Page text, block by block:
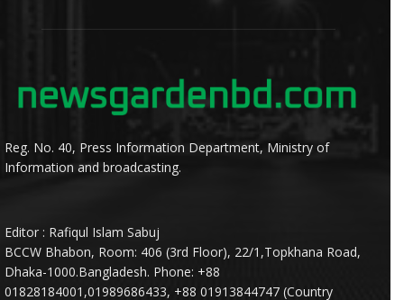
Reg. No. 40, Press Information Department, Ministry of
Information and broadcasting.
Editor : Rafiqul Islam Sabuj
BCCW Bhabon, Room: 406 (3rd Floor), 22/1,Topkhana Road,
Dhaka-1000.Bangladesh. Phone: +88
01828184001,01989686433, +88 01913844747 (Country